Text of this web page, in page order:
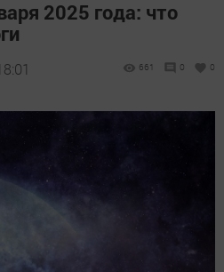
2025 года: что
661 0 0